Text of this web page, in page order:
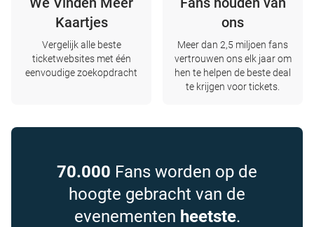
Kaartjes
Vergelijk alle beste
ticketwebsites met één
eenvoudige zoekopdracht
ons
Meer dan 2,5 miljoen fans
vertrouwen ons elk jaar om
hen te helpen de beste deal
te krijgen voor tickets.
70.000 Fans worden op de
hoogte gebracht van de
evenementen heetste.